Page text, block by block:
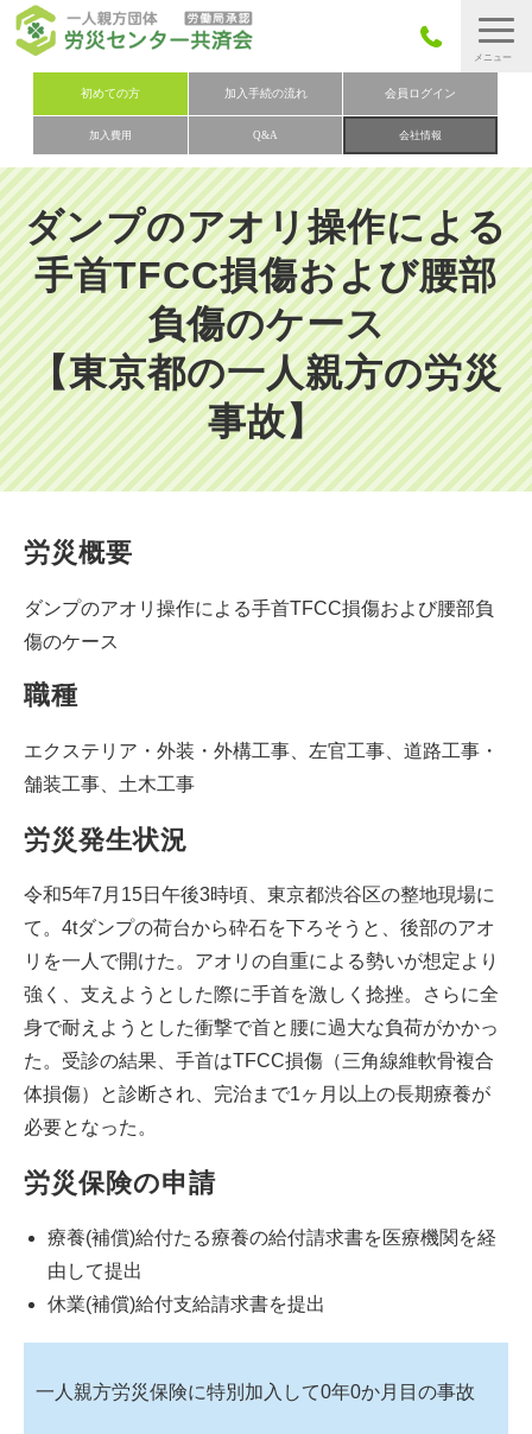
初めての方 加入手続の流れ 会員ログイン
加入費用 Q&A 会社情報
労災保険とは
労災保険の取りまとめ
労災保険加入手続きの流れ
加入費用
加入申込み
会社概要
お問い合わせ
会員メニュー
ダンプのアオリ操作による
手首TFCC損傷および腰部
負傷のケース
【東京都の一人親方の労災
事故】
労災概要
ダンプのアオリ操作による手首TFCC損傷および腰部負
傷のケース
職種
エクステリア・外装・外構工事、左官工事、道路工事・
舗装工事、土木工事
労災発生状況
令和5年7月15日午後3時頃、東京都渋谷区の整地現場に
て。4tダンプの荷台から砕石を下ろそうと、後部のアオ
リを一人で開けた。アオリの自重による勢いが想定より
強く、支えようとした際に手首を激しく捻挫。さらに全
身で耐えようとした衝撃で首と腰に過大な負荷がかかっ
た。受診の結果、手首はTFCC損傷（三角線維軟骨複合
体損傷）と診断され、完治まで1ヶ月以上の長期療養が
必要となった。
労災保険の申請
療養(補償)給付たる療養の給付請求書を医療機関を経
由して提出
休業(補償)給付支給請求書を提出
一人親方労災保険に特別加入して0年0か月目の事故